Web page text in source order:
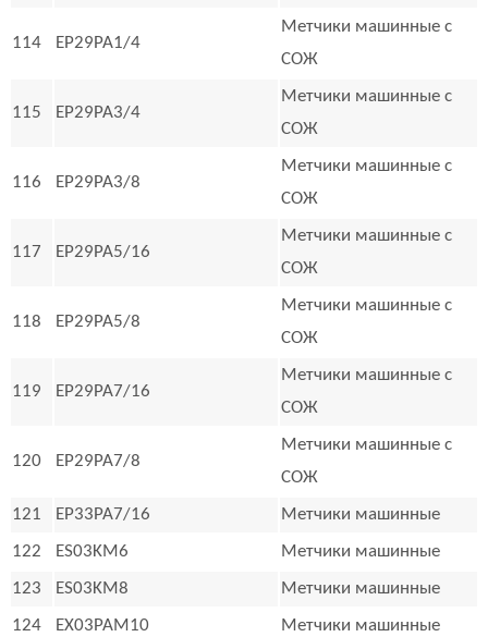
114 EP29PA1/4
Метчики машинные с
СОЖ
115 EP29PA3/4
Метчики машинные с
СОЖ
116 EP29PA3/8
Метчики машинные с
СОЖ
117 EP29PA5/16
Метчики машинные с
СОЖ
118 EP29PA5/8
Метчики машинные с
СОЖ
119 EP29PA7/16
Метчики машинные с
СОЖ
120 EP29PA7/8
Метчики машинные с
СОЖ
121
EP33PA7/16
Метчики машинные
122
ES03KM6
Метчики машинные
123
ES03KM8
Метчики машинные
124
EX03PAM10
Метчики машинные